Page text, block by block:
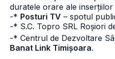
duratele orare ale inserțiilor
-* Posturi TV – spotul
-* S.C. Topro SRL Roșiori
-* Centrul de Dezvoltare
Banat Link Timișoara.